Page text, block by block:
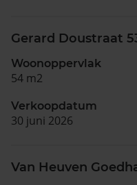
Gerard Doustraat
Woonoppervlak
54 m2
Verkoopdatum
30 juni 2026
Van Heuven